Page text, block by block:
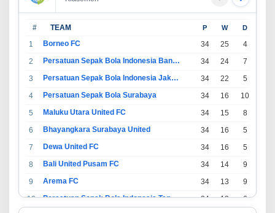
# TEAM P W D
1 Borneo FC 34 25 4
2
Persatuan Sepak Bola Indonesia Bandung 34 24 7
3
Persatuan Sepak Bola Indonesia Jakarta 34 22 5
4
Persatuan Sepak Bola Surabaya 34 16 10
5
Maluku Utara United FC 34 15 8
6
Bhayangkara Surabaya United 34 16 5
7
Dewa United FC 34 16 5
8
Bali United Pusam FC 34 14 9
9
Arema FC 34 13 9
10
Persatuan Sepak Bola Indonesia Tangerang 34 13 6